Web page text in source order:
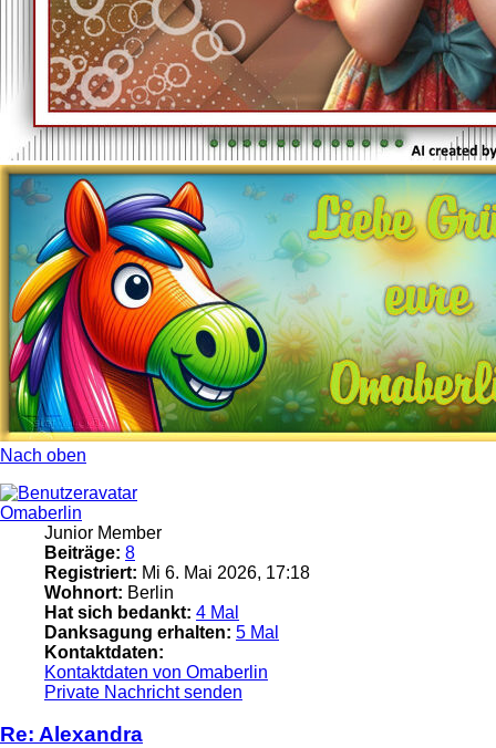
Nach oben
Omaberlin
Junior Member
Beiträge: 8
Registriert: Mi 6. Mai 2026, 17:18
Wohnort: Berlin
Hat sich bedankt: 4 Mal
Danksagung erhalten: 5 Mal
Kontaktdaten:
Kontaktdaten von Omaberlin
Private Nachricht senden
Re: Alexandra